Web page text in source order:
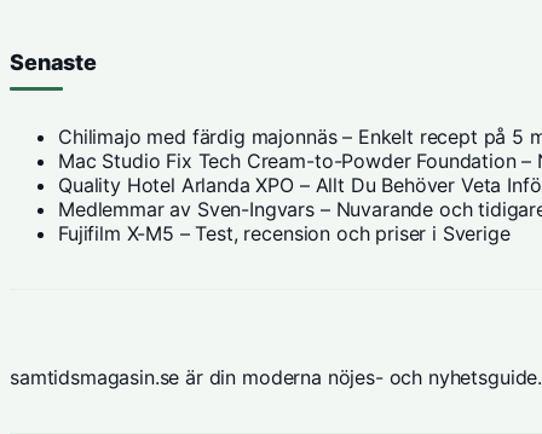
Senaste
Chilimajo med färdig majonnäs – Enkelt recept på 5
Mac Studio Fix Tech Cream-to-Powder Foundation
Quality Hotel Arlanda XPO – Allt Du Behöver Veta
Medlemmar av Sven-Ingvars – Nuvarande och
Fujifilm X-M5 – Test, recension och priser i Sverige
samtidsmagasin.se är din moderna nöjes- och